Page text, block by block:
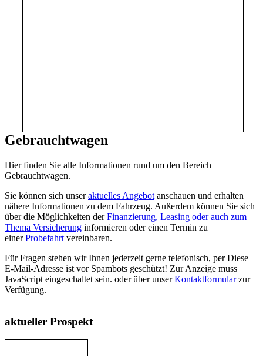
Gebrauchtwagen
Hier finden Sie alle Informationen rund um den Bereich
Gebrauchtwagen.
Sie können sich unseraktuelles Angebot anschauen und erhalten
nähere Informationen zu dem Fahrzeug. Außerdem können Sie sich
über die Möglichkeiten derFinanzierung, Leasing oder auch zum
Thema Versicherung informieren oder einen Termin zu
einerProbefahrt vereinbaren.
Für Fragen stehen wir Ihnen jederzeit gerne telefonisch, perDiese
E-Mail-Adresse ist vor Spambots geschützt! Zur Anzeige muss
JavaScript eingeschaltet sein. oder über unserKontaktformularzur
Verfügung.
aktueller Prospekt